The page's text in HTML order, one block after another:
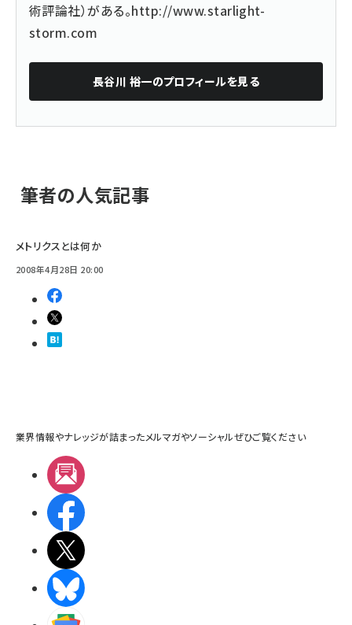
術評論社）がある。http://www.starlight-
storm.com
長谷川 裕一のプロフィールを見る
筆者の人気記事
メトリクスとは何か
2008年4月28日 20:00
業界情報やナレッジが詰まったメルマガやソーシャルぜひご覧ください